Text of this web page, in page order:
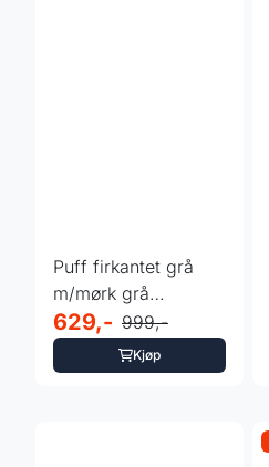
Puff firkantet grå
m/mørk grå
stikninger - 50x50
H:25 cm
629,- 999,-
Kjøp